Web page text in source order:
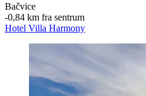
Bačvice
‐0,84 km fra sentrum
Hotel Villa Harmony